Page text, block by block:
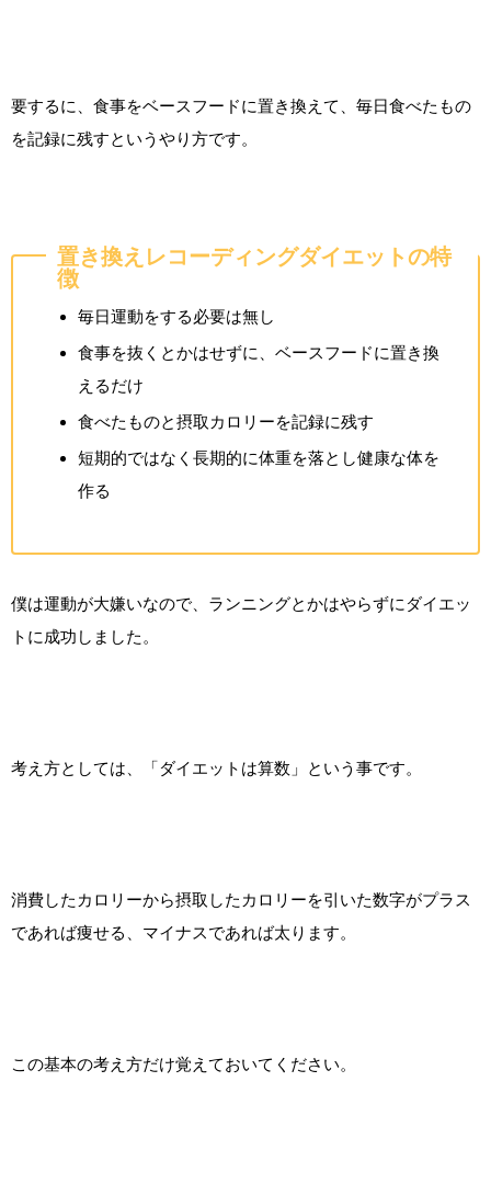
要するに、食事をベースフードに置き換えて、毎日食べたもの
を記録に残すというやり方です。
置き換えレコーディングダイエットの特
徴
毎日運動をする必要は無し
食事を抜くとかはせずに、ベースフードに置き換
えるだけ
食べたものと摂取カロリーを記録に残す
短期的ではなく長期的に体重を落とし健康な体を
作る
僕は運動が大嫌いなので、ランニングとかはやらずにダイエッ
トに成功しました。
考え方としては、「ダイエットは算数」という事です。
消費したカロリーから摂取したカロリーを引いた数字がプラス
であれば痩せる、マイナスであれば太ります。
この基本の考え方だけ覚えておいてください。